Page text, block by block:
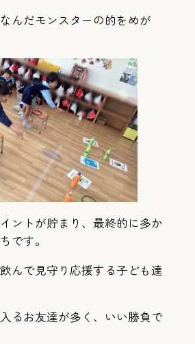
んだモンスターの的をめが
ントが貯まり、最終的に多か
です。
んで見守り応援する子ども達
るお友達が多く、いい勝負で